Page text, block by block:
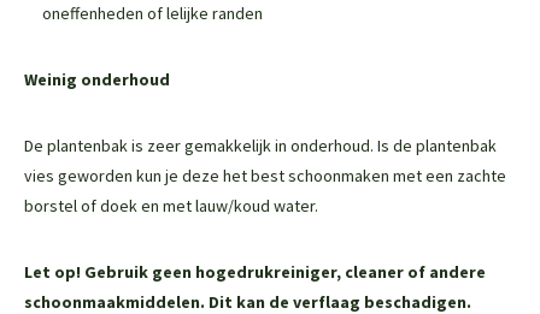
oneffenheden of lelijke randen
Weinig onderhoud
De plantenbak is zeer gemakkelijk in onderhoud. Is de plantenbak
vies geworden kun je deze het best schoonmaken met een zachte
borstel of doek en met lauw/koud water.
Let op! Gebruik geen hogedrukreiniger, cleaner of andere
schoonmaakmiddelen. Dit kan de verflaag beschadigen.